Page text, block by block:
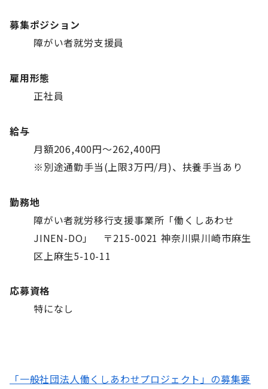
募集ポジション
障がい者就労支援員
雇用形態
正社員
給与
月額206,400円～262,400円
※別途通勤手当(上限3万円/月)、扶養手当あり
勤務地
障がい者就労移行支援事業所「働くしあわせ
JINEN-DO」 〒215-0021 神奈川県川崎市麻生
区上麻生5-10-11
応募資格
特になし
「一般社団法人働くしあわせプロジェクト」の募集要